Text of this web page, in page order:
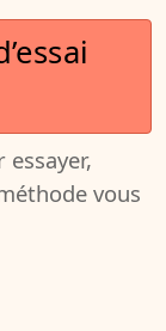
vous